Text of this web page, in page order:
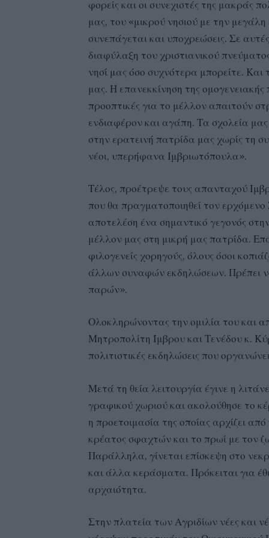
φορείς και οι συνεχιστές της μακράς
μας, του «μικρού νησιού με την μεγάλη
συνεπάγεται και υποχρεώσεις. Σε
διαφύλαξη του χριστιανικού
νησί μας όσο συχνότερα μπορείτε. Και
μας. Η επανεκκίνηση της ομογενειακής
προοπτικές για το μέλλον απαιτούν
ενδιαφέρον και αγάπη. Τα σχολεία
στην ερατεινή πατρίδα μας χωρίς τη
νέοι, υπερήφανα Ιμβριωτόπουλα».
Τέλος, προέτρεψε τους απανταχού
που θα πραγματοποιηθεί τον
αποτελέση ένα σημαντικό γεγονός
μέλλον μας στη μικρή μας πατρίδα.
φιλογενείς χορηγούς, όλους όσοι
άλλων συναφών εκδηλώσεων. Πρέπει
παρών».
Ολοκληρώνοντας την ομιλία του και
Μητροπολίτη Ίμβρου και Τενέδου κ.
πολιτιστικές εκδηλώσεις που
Μετά τη θεία λειτουργία έγινε η
γραφικού χωριού και ακολούθησε το
η προετοιμασία της οποίας αρχίζει
κρέατος σφαχτών και το πρωί με τον
Παράλληλα, γίνεται επίσκεψη στο
και άλλα κεράσματα. Πρόκειται για
αρχαιότητα.
Στην πλατεία των Αγριδίων νέες και